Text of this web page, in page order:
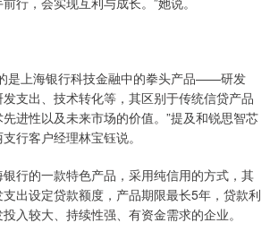
是上海银行科技金融中的拳头产品——研发
支出、技术转化等，其区别于传统信贷产品
进性以及未来市场的价值。”提及和锐思智芯
行客户经理林宝钰说。
行的一款特色产品，采用纯信用的方式，其
出设定贷款额度，产品期限最长5年，贷款利
入较大、持续性强、有资金需求的企业。